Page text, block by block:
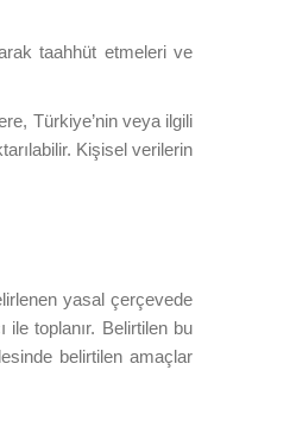
taahhüt etmeleri ve
Türkiye’nin veya ilgili
Kişisel verilerin
yasal çerçevede
toplanır. Belirtilen bu
belirtilen amaçlar